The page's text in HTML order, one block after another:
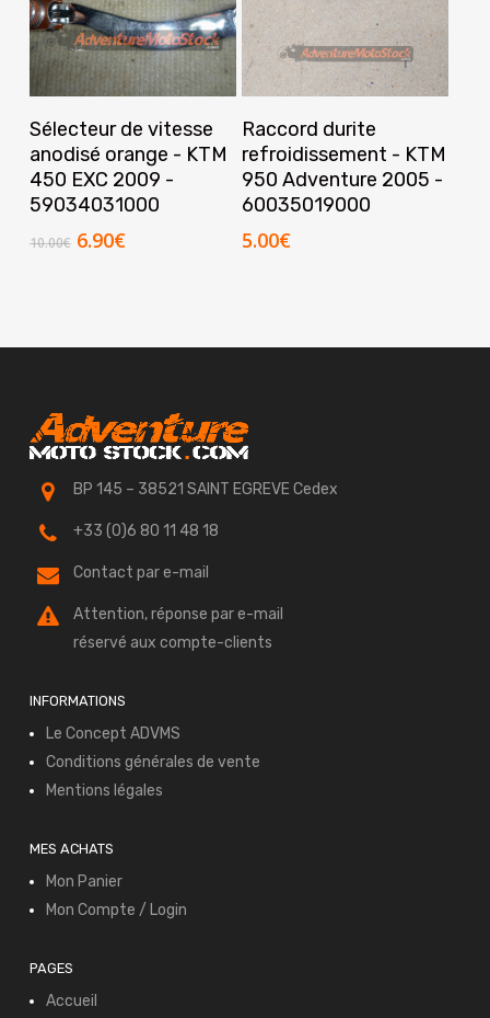
Ajouter Au Panier
Sélecteur de vitesse
anodisé orange - KTM
450 EXC 2009 -
59034031000
10.00€ Le
6.90€Le
Ajouter Au Panier
Raccord durite
refroidissement - KTM
950 Adventure 2005 -
60035019000
5.00€
BP 145 – 38521 SAINT EGREVE Cedex
+33 (0)6 80 11 48 18
Contact par e-mail
Attention, réponse par e-mail
réservé aux compte-clients
INFORMATIONS
Le Concept ADVMS
Conditions générales de vente
Mentions légales
MES ACHATS
Mon Panier
Mon Compte / Login
PAGES
Accueil